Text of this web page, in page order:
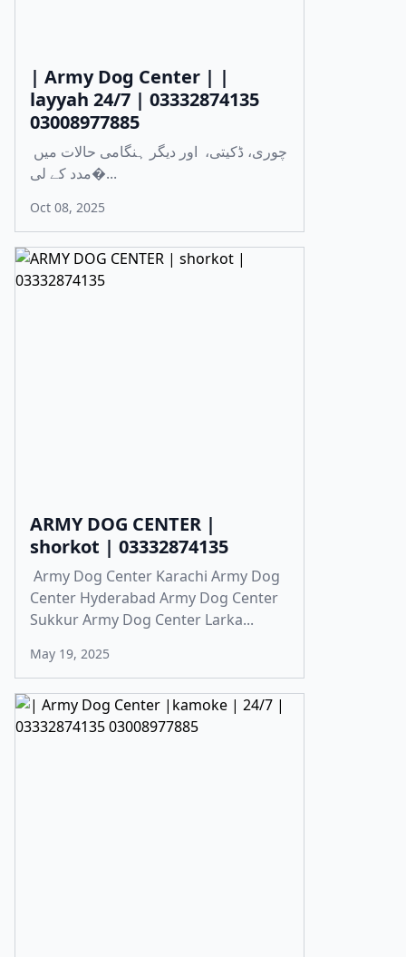
| Army Dog Center | |
layyah 24/7 | 03332874135
03008977885
مدد کے لی�...
Oct 08, 2025
ARMY DOG CENTER |
shorkot | 03332874135
Army Dog Center Karachi Army Dog
Center Hyderabad Army Dog Center
Sukkur Army Dog Center Larka...
May 19, 2025